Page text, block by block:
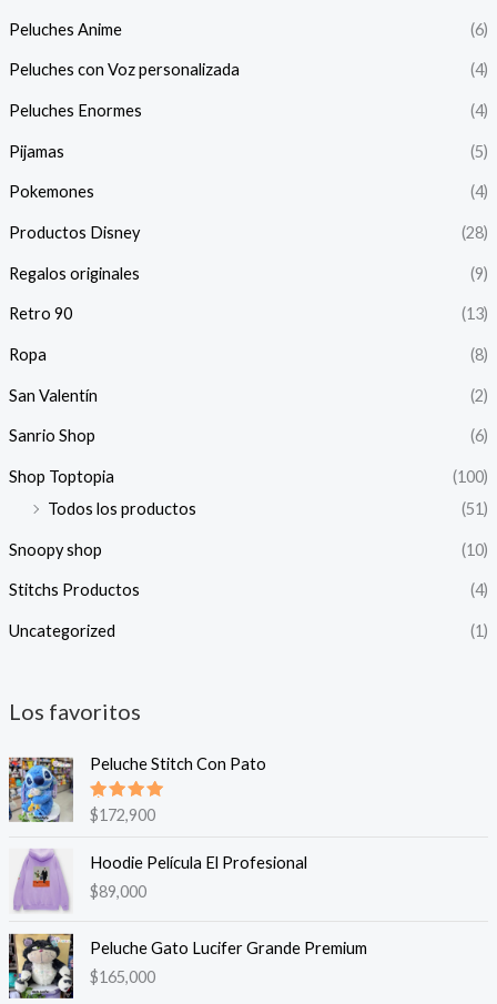
Peluches Anime (6)
Peluches con Voz personalizada (4)
Peluches Enormes (4)
Pijamas (5)
Pokemones (4)
Productos Disney (28)
Regalos originales (9)
Retro 90 (13)
Ropa (8)
San Valentín (2)
Sanrio Shop (6)
Shop Toptopia
(100)
Todos los productos
(51)
Snoopy shop (10)
Stitchs Productos (4)
Uncategorized (1)
Los favoritos
Peluche Stitch Con Pato
Valorado
en
5.00
$172,900
Hoodie Película El Profesional
$89,000
Peluche Gato Lucifer Grande Premium
$165,000